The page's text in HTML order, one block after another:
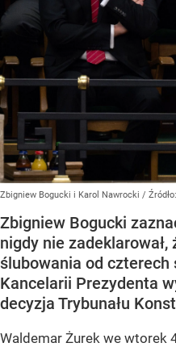
Zbigniew Bogucki i Karol Nawrocki / Źródło:
Zbigniew Bogucki
nigdy nie zadeklarował,
ślubowania od czterech
Kancelarii Prezydenta
decyzja Trybunału
Waldemar Żurek we wtorek